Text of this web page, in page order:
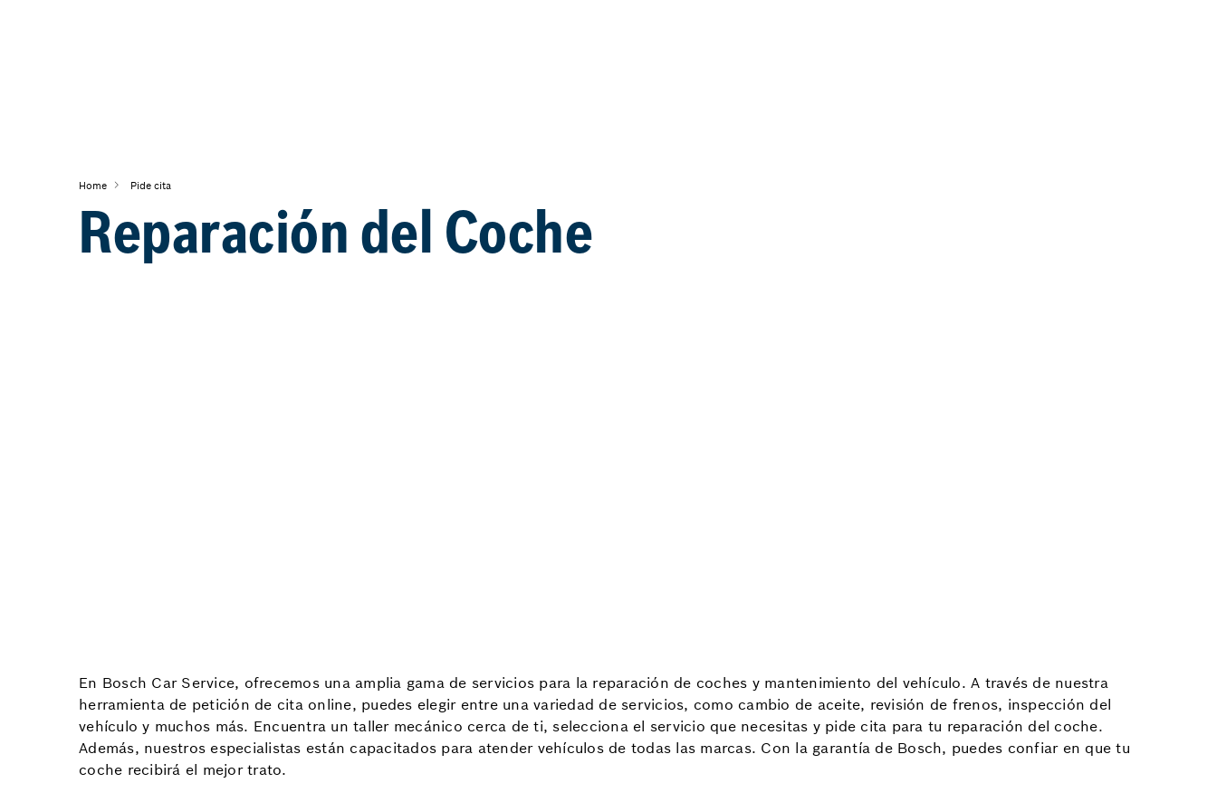
Home Pide cita
Reparación del Coche
En Bosch Car Service, ofrecemos una amplia gama de servicios para la reparación de coches y mantenimiento del vehículo. A través de nuestra
herramienta de petición de cita online, puedes elegir entre una variedad de servicios, como cambio de aceite, revisión de frenos, inspección del
vehículo y muchos más. Encuentra un taller mecánico cerca de ti, selecciona el servicio que necesitas y pide cita para tu reparación del coche.
Además, nuestros especialistas están capacitados para atender vehículos de todas las marcas. Con la garantía de Bosch, puedes confiar en que tu
coche recibirá el mejor trato.